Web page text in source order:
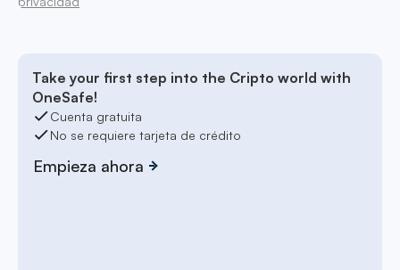
Take your first step into the Cripto world with
OneSafe!
Cuenta gratuita
No se requiere tarjeta de crédito
Empieza ahora